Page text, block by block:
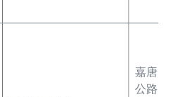
嘉唐
公路